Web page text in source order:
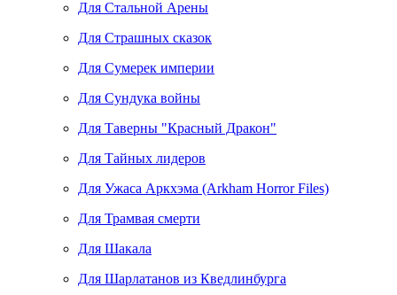
Для Стальной Арены
Для Страшных сказок
Для Сумерек империи
Для Сундука войны
Для Таверны "Красный Дракон"
Для Тайных лидеров
Для Ужаса Аркхэма (Arkham Horror Files)
Для Трамвая смерти
Для Шакала
Для Шарлатанов из Кведлинбурга